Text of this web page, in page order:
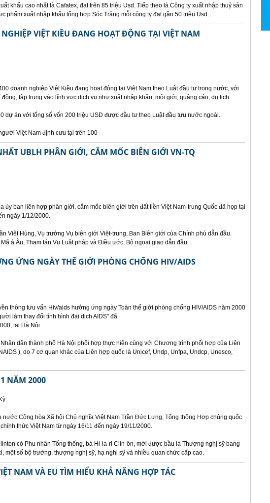
khẩu cao nhất là Cafatex, đạt trên 85 triệu Usd. Tiếp theo là Công ty xuất nhập thuỷ sản
phẩm xuất nhập khẩu tổng hợp Sóc Trăng mỗi công ty đạt gần 50 triệu Usd...
VIỆT KIỀU ĐANG HOẠT ĐỘNG TẠI VIỆT NAM
doanh nghiệp Việt Kiều đang hoạt động tại Việt Nam theo Luật đầu tư trong nước, với
tập trung vào lĩnh vực dịch vụ như xuất nhập khẩu, môi giới, quảng cáo, du lịch.
dự án với tổng số vốn 200 triệu USD được đầu tư theo Luật đầu tưu nước ngoài.
Việt Nam định cưu tại trên 100
UBLH PHÂN GIỚI, CẮM MỐC BIÊN GIỚI VN-TQ
ủy ban liên hợp phân giới, cắm mốc biên giới trên đất liền Việt Nam-trung Quốc đã họp tại
ngày 1/12/2000.
Việt Hùng, Vụ trưởng Vụ biên giới Việt-trung, Ban Biên giới của Chính phủ dẫn đầu.
á Âu, Tham tán Vụ Luật pháp và Điều ước, Bộ ngọai giao dẫn đầu.
ỨNG NGÀY THẾ GIỚI PHÒNG CHỐNG HIV/AIDS
thông tưu vấn Hiv/aids hưởng ứng ngày Toàn thế giới phòng chống HIV/AIDS năm 2000
làm thay đổi tình hình đại dịch AIDS" đã
tại Hà Nội.
dân thành phố Hà Nội phối hợp thực hiện cùng với Chương trình phối hợp của Liên
), do 7 cơ quan khác của Liên hợp quốc là Unicef, Undp, Unfpa, Undcp, Unesco,
NĂM 2000
nước Cộng hòa Xã hội Chủ nghĩa Việt Nam Trần Đức Lưng, Tổng thống Hợp chủng quốc
thức Việt Nam từ ngày 16/11 đến ngày 19/11/2000.
có Phu nhân Tổng thống, bà Hi-la-ri Clin-ôn, mới được bầu là Thượng nghị sỹ bang
một số bộ trưởng, thượng nghị sỹ, hạ nghị sỹ và nhiều quan chức cấp cao.
NAM VÀ EU TÌM HIỂU KHẢ NĂNG HỢP TÁC